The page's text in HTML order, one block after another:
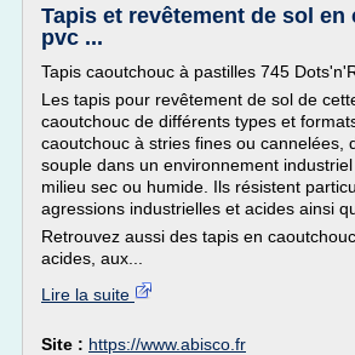
Tapis et revêtement de sol en
pvc ...
Tapis caoutchouc à pastilles 745
Les tapis pour revêtement de sol de
caoutchouc de différents types et
caoutchouc à stries fines ou cannelées,
souple dans un environnement
milieu sec ou humide. Ils résistent
agressions industrielles et acides ainsi
Retrouvez aussi des tapis en
acides, aux...
Lire la suite
Site : https://www.abisco.fr